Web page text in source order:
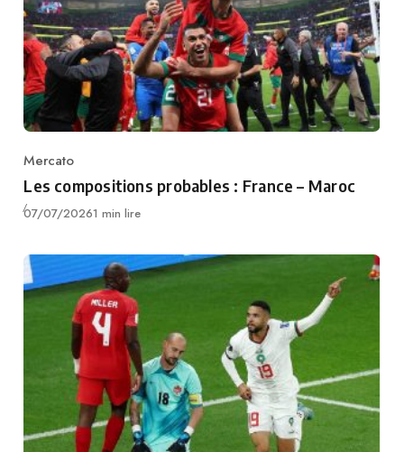
Category
Mercato
Les compositions probables : France – Maroc
Publié
07/07/20261 min lire